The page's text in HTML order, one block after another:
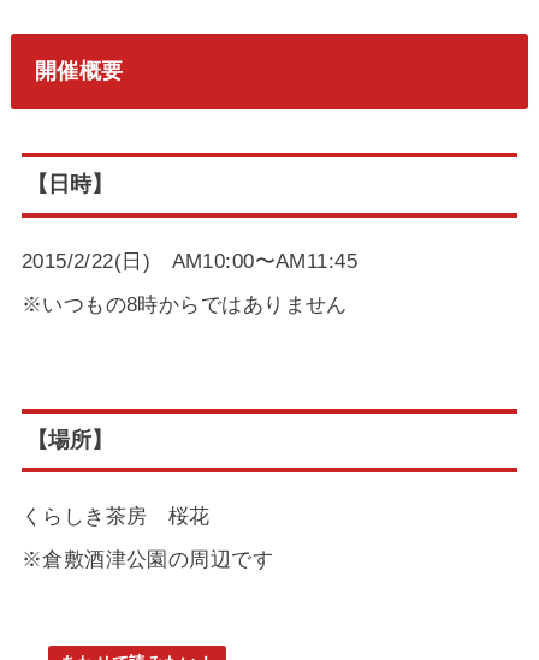
開催概要
【日時】
2015/2/22(日) AM10:00〜AM11:45
※いつもの8時からではありません
【場所】
くらしき茶房 桜花
※倉敷酒津公園の周辺です